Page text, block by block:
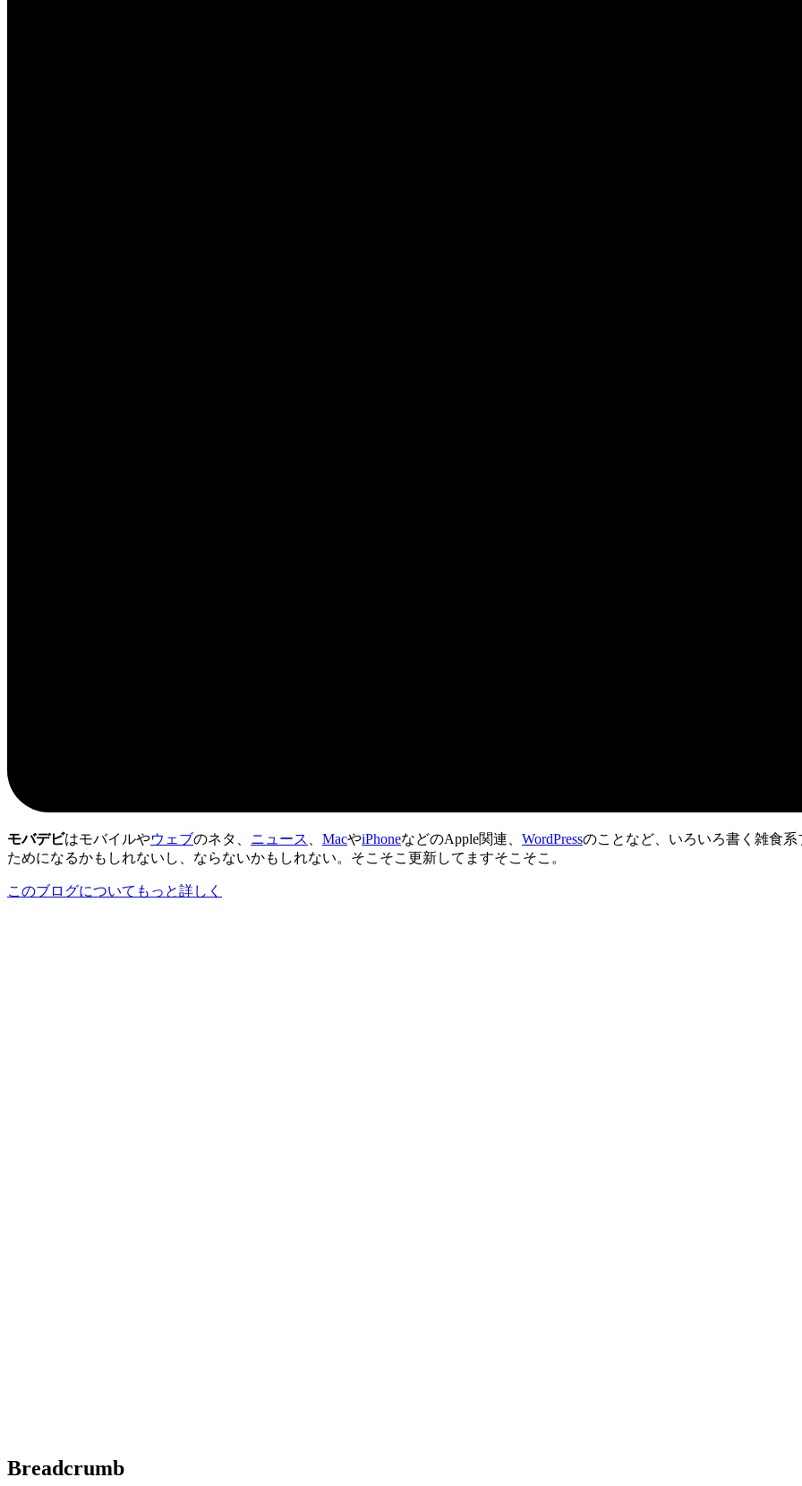
モバデビはモバイルやウェブのネタ、 ニュース MacやiPhoneなどのApple関連、 WordPressのことなど、いろいろ書く雑食
ためになるかもしれないし、ならないかもしれない。そこそこ更新してますそこそこ。
このブログについてもっと詳しく
Breadcrumb